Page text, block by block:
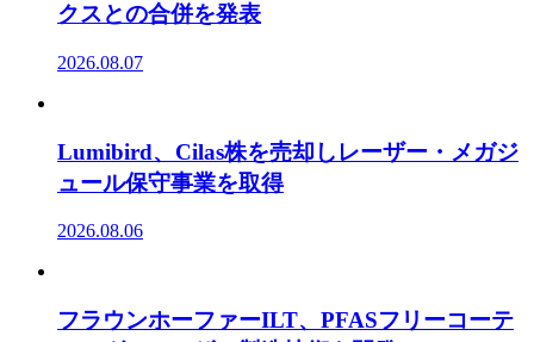
クスとの合併を発表
2026.08.07
Lumibird、Cilas株を売却しレーザー・メガジ
ュール保守事業を取得
2026.08.06
フラウンホーファーILT、PFASフリーコーテ